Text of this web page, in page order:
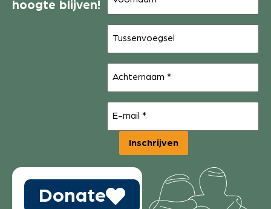
hoogte blijven!
Tussenvoegsel
Achternaam
E-
mail(Vereist)
Inschrijven
Donate